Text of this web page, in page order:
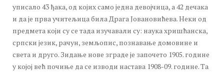
уписало 43 ђака, од којих само једна девојчица, а 42 дечака
и да је прва учитељица била Драга Јовановићева. Неки од
предмета који су се тада изучавали су: наука хришћанска,
српски језик, рачун, земљопис, познавање домовине и
света и друго. Зидање нове зграде је започето 1905. године
у којој већ почиње да се изводи настава 1908-09. године. Та